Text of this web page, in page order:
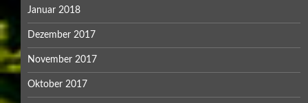
Januar 2018
Dezember 2017
November 2017
Oktober 2017